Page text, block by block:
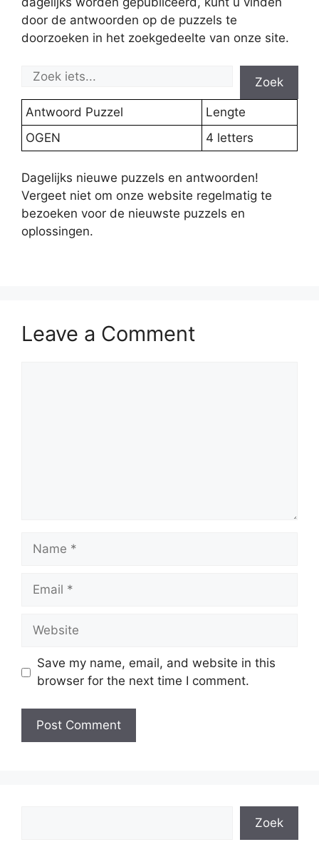
door de antwoorden op de puzzels te
doorzoeken in het zoekgedeelte van onze site.
Zoek
Antwoord Puzzel
Lengte
OGEN
4 letters
Dagelijks nieuwe puzzels en antwoorden!
Vergeet niet om onze website regelmatig te
bezoeken voor de nieuwste puzzels en
oplossingen.
Leave a Comment
Name
Email
Website
Save my name, email, and website in this
browser for the next time I comment.
Zoek